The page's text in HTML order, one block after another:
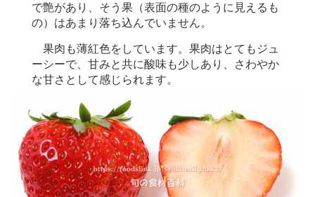
で艶があり、そう果（表面の種のように見えるも
の）はあまり落ち込んでいません。
果肉も薄紅色をしています。果肉はとてもジュ
ーシーで、甘みと共に酸味も少しあり、さわやか
な甘さとして感じられます。